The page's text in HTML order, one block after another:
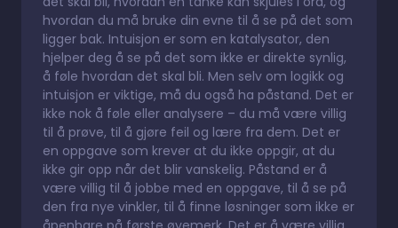
hvordan du må bruke din evne til å se på det som
ligger bak. Intuisjon er som en katalysator, den
hjelper deg å se på det som ikke er direkte synlig,
å føle hvordan det skal bli. Men selv om logikk og
intuisjon er viktige, må du også ha påstand. Det er
ikke nok å føle eller analysere – du må være villig
til å prøve, til å gjøre feil og lære fra dem. Det er
en oppgave som krever at du ikke oppgir, at du
ikke gir opp når det blir vanskelig. Påstand er å
være villig til å jobbe med en oppgave, til å se på
den fra nye vinkler, til å finne løsninger som ikke er